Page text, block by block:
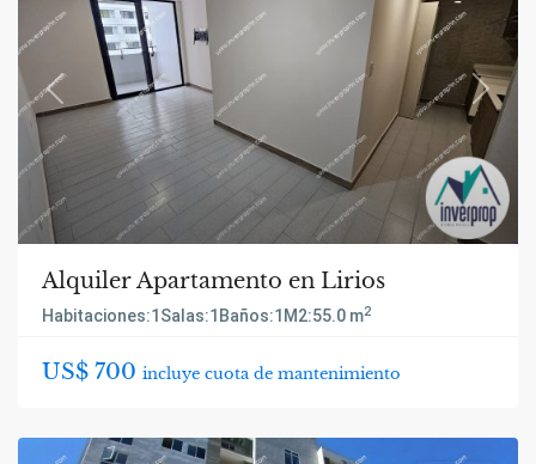
Previous Next
Alquiler Apartamento en Lirios
Habitaciones:1 Salas:1 Baños:1 M2:55.0 m2
US$ 700 incluye cuota de mantenimiento